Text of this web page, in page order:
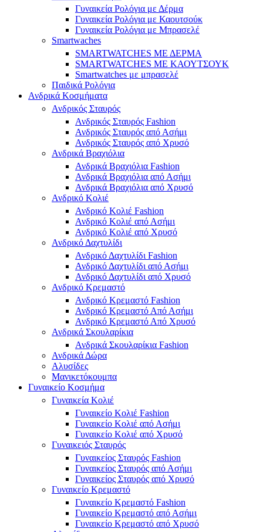
Γυναικεία Ρολόγια με Δέρμα
Γυναικεία Ρολόγια με Καουτσούκ
Γυναικεία Ρολόγια με Μπρασελέ
Smartwaches
SMARTWATCHES ΜΕ ΔΕΡΜΑ
SMARTWATCHES ΜΕ ΚΑΟΥΤΣΟΥΚ
Smartwatches με μπρασελέ
Παιδικά Ρολόγια
Ανδρικά Κοσμήματα
Ανδρικός Σταυρός
Ανδρικός Σταυρός Fashion
Ανδρικός Σταυρός από Ασήμι
Ανδρικός Σταυρός από Χρυσό
Ανδρικά Βραχιόλια
Ανδρικά Βραχιόλια Fashion
Ανδρικά Βραχιόλια από Ασήμι
Ανδρικά Βραχιόλια από Χρυσό
Ανδρικό Κολιέ
Ανδρικό Κολιέ Fashion
Ανδρικό Κολιέ από Ασήμι
Ανδρικό Κολιέ από Χρυσό
Ανδρικό Δαχτυλίδι
Ανδρικό Δαχτυλίδι Fashion
Ανδρικό Δαχτυλίδι από Ασήμι
Ανδρικό Δαχτυλίδι από Χρυσό
Ανδρικό Κρεμαστό
Ανδρικό Κρεμαστό Fashion
Ανδρικό Κρεμαστό Από Ασήμι
Ανδρικό Κρεμαστό Από Χρυσό
Ανδρικά Σκουλαρίκια
Ανδρικά Σκουλαρίκια Fashion
Ανδρικά Δώρα
Αλυσίδες
Μανικετόκουμπα
Γυναικείο Κοσμήμα
Γυναικεία Κολιέ
Γυναικείο Κολιέ Fashion
Γυναικείο Κολιέ από Ασήμι
Γυναικείο Κολιέ από Χρυσό
Γυναικειός Σταυρός
Γυναικείος Σταυρός Fashion
Γυναικείος Σταυρός από Ασήμι
Γυναικείος Σταυρός από Χρυσό
Γυναικείο Κρεμαστό
Γυναικείο Κρεμαστό Fashion
Γυναικείο Κρεμαστό από Ασήμι
Γυναικείο Κρεμαστό από Χρυσό